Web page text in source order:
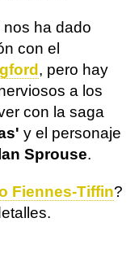
ha dado
con el
, pero hay
a los
con la saga
y el personaje
Sprouse.
Fiennes-Tiffin?